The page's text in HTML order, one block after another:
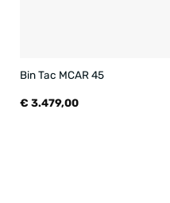
Bin Tac MCAR 45
€ 3.479,00